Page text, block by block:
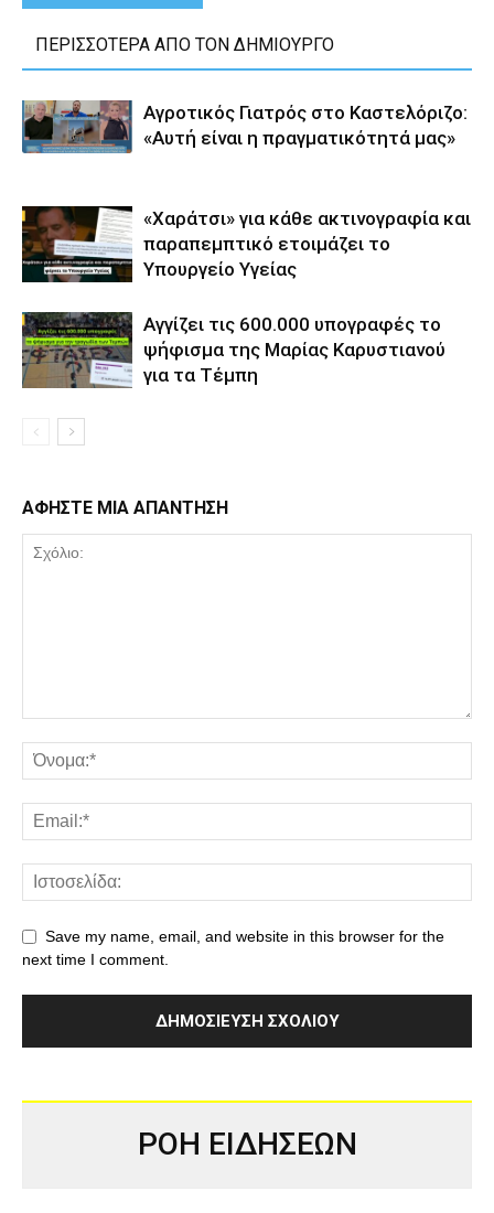
ΠΕΡΙΣΣΟΤΕΡΑ ΑΠΟ ΤΟΝ ΔΗΜΙΟΥΡΓΟ
Αγροτικός Γιατρός στο Καστελόριζο:
«Αυτή είναι η πραγματικότητά μας»
«Χαράτσι» για κάθε ακτινογραφία και
παραπεμπτικό ετοιμάζει το
Υπουργείο Υγείας
Αγγίζει τις 600.000 υπογραφές το
ψήφισμα της Μαρίας Καρυστιανού
για τα Τέμπη
ΑΦΗΣΤΕ ΜΙΑ ΑΠΑΝΤΗΣΗ
Save my name, email, and website in this browser for the
next time I comment.
ΡΟΗ ΕΙΔΗΣΕΩΝ